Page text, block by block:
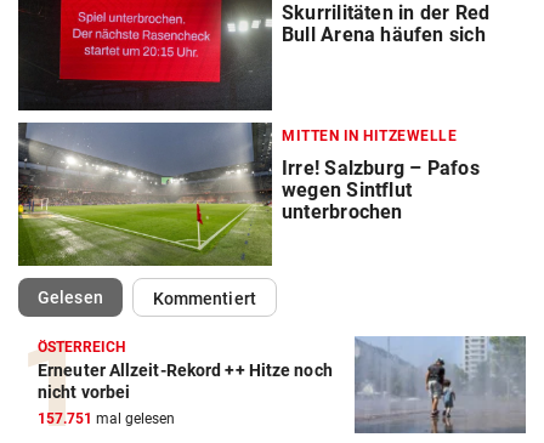
Skurrilitäten in der Red
Bull Arena häufen sich
MITTEN IN HITZEWELLE
Irre! Salzburg – Pafos
wegen Sintflut
unterbrochen
Gelesen(ausgewählt)Kommentiert
ÖSTERREICH
Erneuter Allzeit-Rekord ++ Hitze noch
nicht vorbei
157.751 mal gelesen